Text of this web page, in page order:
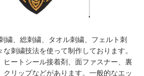
繍、総刺繍、タオル刺繍、フェルト刺
刺繍技法を使って制作しております。
ヒートシール接着剤、面ファスナー、裏
クリップなどがあります。一般的なエッ